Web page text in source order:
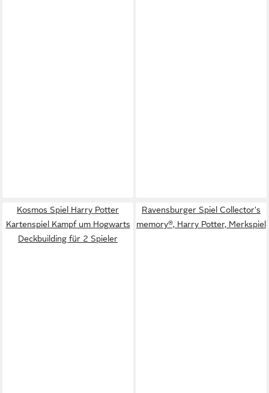
Kosmos Spiel Harry Potter
Kartenspiel Kampf um Hogwarts
Deckbuilding für 2 Spieler
Ravensburger Spiel Collector's
memory®, Harry Potter, Merkspiel